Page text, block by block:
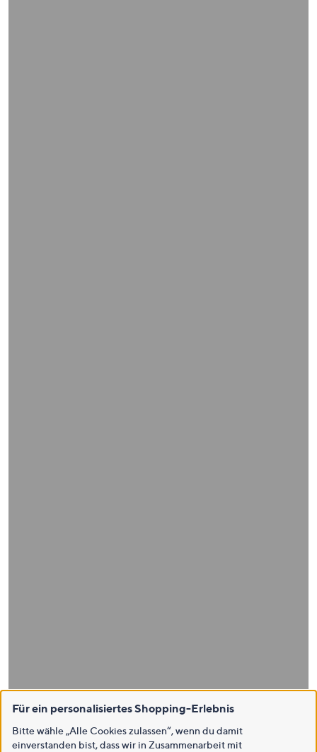
Für ein personalisiertes Shopping-Erlebnis
Bitte wähle „Alle Cookies zulassen“, wenn du damit
einverstanden bist, dass wir in Zusammenarbeit mit